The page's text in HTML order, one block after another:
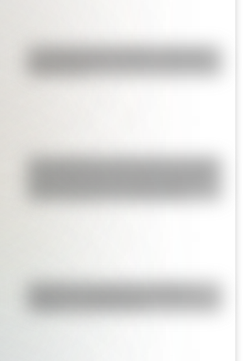
San Clemente del Tuyú: conocé
más visitadas de Argentina
Bandera de Bolivia: historia,